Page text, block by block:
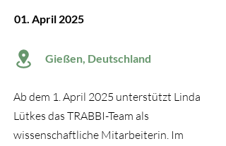
01. April 2025
Gießen, Deutschland
Ab dem 1. April 2025 unterstützt Linda
Lütkes das TRABBI-Team als
wissenschaftliche Mitarbeiterin. Im